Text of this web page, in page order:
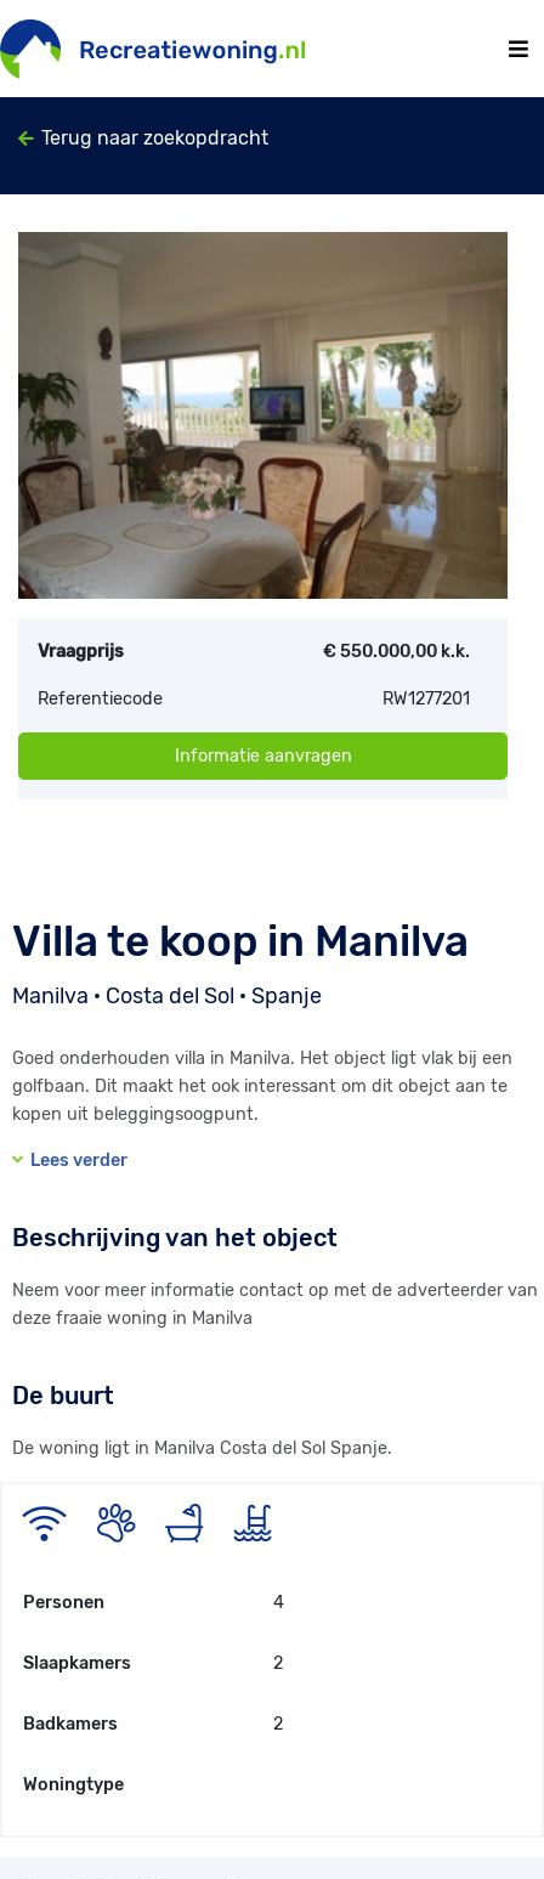
Terug naar zoekopdracht
Vraagprijs € 550.000,00 k.k.
Referentiecode RW1277201
Informatie aanvragen
Villa te koop in Manilva
Manilva · Costa del Sol · Spanje
Goed onderhouden villa in Manilva. Het object ligt vlak bij een
golfbaan. Dit maakt het ook interessant om dit obejct aan te
kopen uit beleggingsoogpunt.
Lees verder
Beschrijving van het object
Neem voor meer informatie contact op met de adverteerder van
deze fraaie woning in Manilva
De buurt
De woning ligt in Manilva Costa del Sol Spanje.
Personen 4
Slaapkamers 2
Badkamers 2
Woningtype